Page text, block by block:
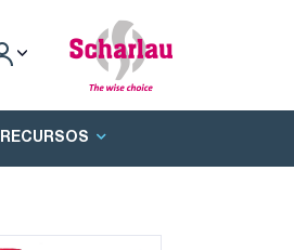
RECURSOS